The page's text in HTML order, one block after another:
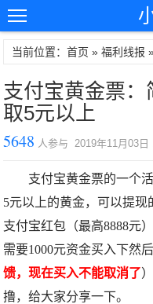
当前位置：首页 »福利线报
支付宝黄金票
取5元以上
5648 人参与 2019年11月03
支付宝黄金票的一个
5元以上的黄金，可以提现
支付宝红包（最高8888元
需要1000元资金买入下然
馈，现在买入不能取消了
撸，给大家分享一下。